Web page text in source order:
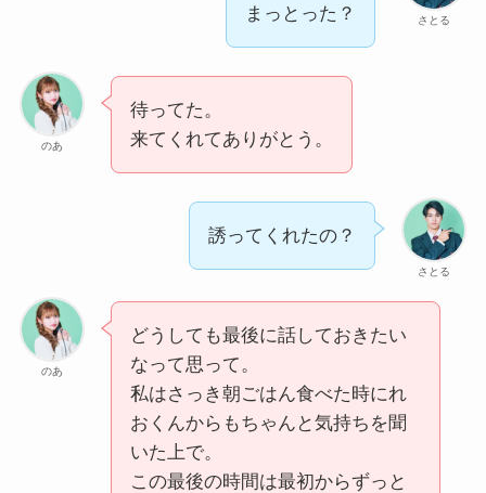
さとる
まっとった？
のあ
待ってた。
来てくれてありがとう。
さとる
誘ってくれたの？
のあ
どうしても最後に話しておきたい
なって思って。
私はさっき朝ごはん食べた時にれ
おくんからもちゃんと気持ちを聞
いた上で。
この最後の時間は最初からずっと